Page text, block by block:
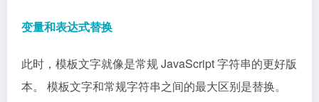
变量和表达式替换
此时，模板文字就像是常规 JavaScript 字符串的更好版
本。 模板文字和常规字符串之间的最大区别是替换。